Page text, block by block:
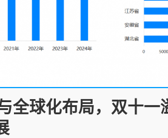
全球化布局，双十一